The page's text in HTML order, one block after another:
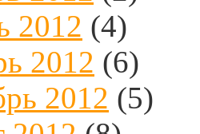
2012 (4)
2012 (6)
2012 (5)